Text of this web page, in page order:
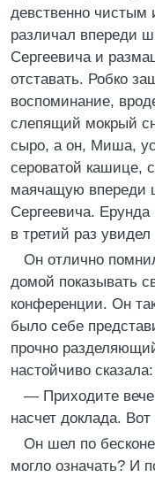
девственно
различал впереди
Сергеевича и
отставать. Робко
воспоминание,
слепящий мокрый
сыро, а он, Миша,
сероватой кашице,
маячащую впереди
Сергеевича.
в третий раз
Он отлично
домой показывать
конференции. Он
было себе
прочно
настойчиво сказала:
— Приходите
насчет доклада. Вот
Он шел по
могло означать? И